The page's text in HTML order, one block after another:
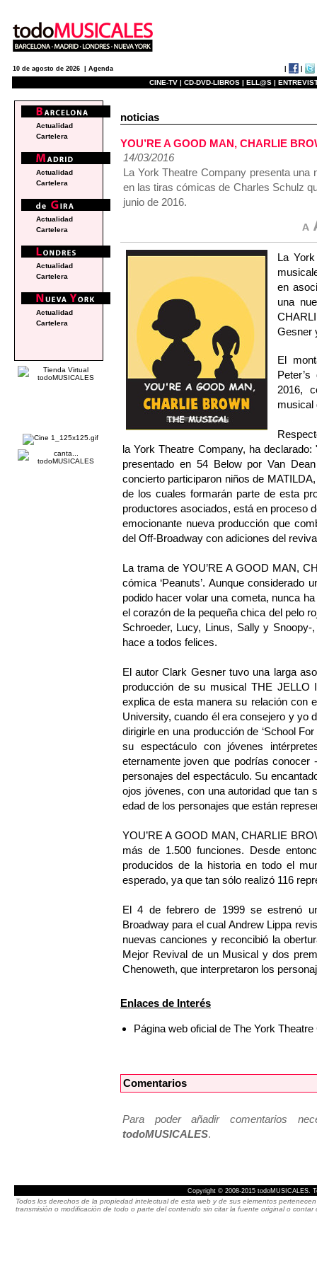
10 de agosto de 2026 | Agenda
CINE-TV | CD-DVD-LIBROS | ELL@S |
noticias
YOU’RE A GOOD MAN, CHARLIE
14/03/2016
La York Theatre Company presenta
en las tiras cómicas de Charles Schulz
junio de 2016.
La
en
una
Gesner
El
2016,
musical
la York Theatre Company, ha
presentado en 54 Below por Van
concierto participaron niños de
de los cuales formarán parte de esta
productores asociados, está en proceso
emocionante nueva producción que
del Off-Broadway con adiciones del
La trama de YOU’RE A GOOD MAN,
cómica ‘Peanuts’. Aunque considerado
podido hacer volar una cometa, nunca
el corazón de la pequeña chica del pelo
Schroeder, Lucy, Linus, Sally y
hace a todos felices.
El autor Clark Gesner tuvo una larga
producción de su musical THE JELLO
explica de esta manera su relación con
University, cuando él era consejero y yo
dirigirle en una producción de ‘School
su espectáculo con jóvenes
eternamente joven que podrías
personajes del espectáculo. Su
ojos jóvenes, con una autoridad que tan
edad de los personajes que están
YOU’RE A GOOD MAN, CHARLIE
más de 1.500 funciones. Desde
producidos de la historia en todo el
esperado, ya que tan sólo realizó 116
El 4 de febrero de 1999 se estrenó
Broadway para el cual Andrew Lippa
nuevas canciones y reconcibió la
Mejor Revival de un Musical y dos
Chenoweth, que interpretaron los
Enlaces de Interés
Página web oficial de The York
Comentarios
Para poder añadir comentarios
todoMUSICALES.
Actualidad
Cartelera
Actualidad
Cartelera
Actualidad
Cartelera
Actualidad
Cartelera
Actualidad
Cartelera
Copyright © 2008-2015 todoMUSICALES.
Todos los derechos de la propiedad intelectual de esta web y de sus elementos
transmisión o modificación de todo o parte del contenido sin citar la fuente original o